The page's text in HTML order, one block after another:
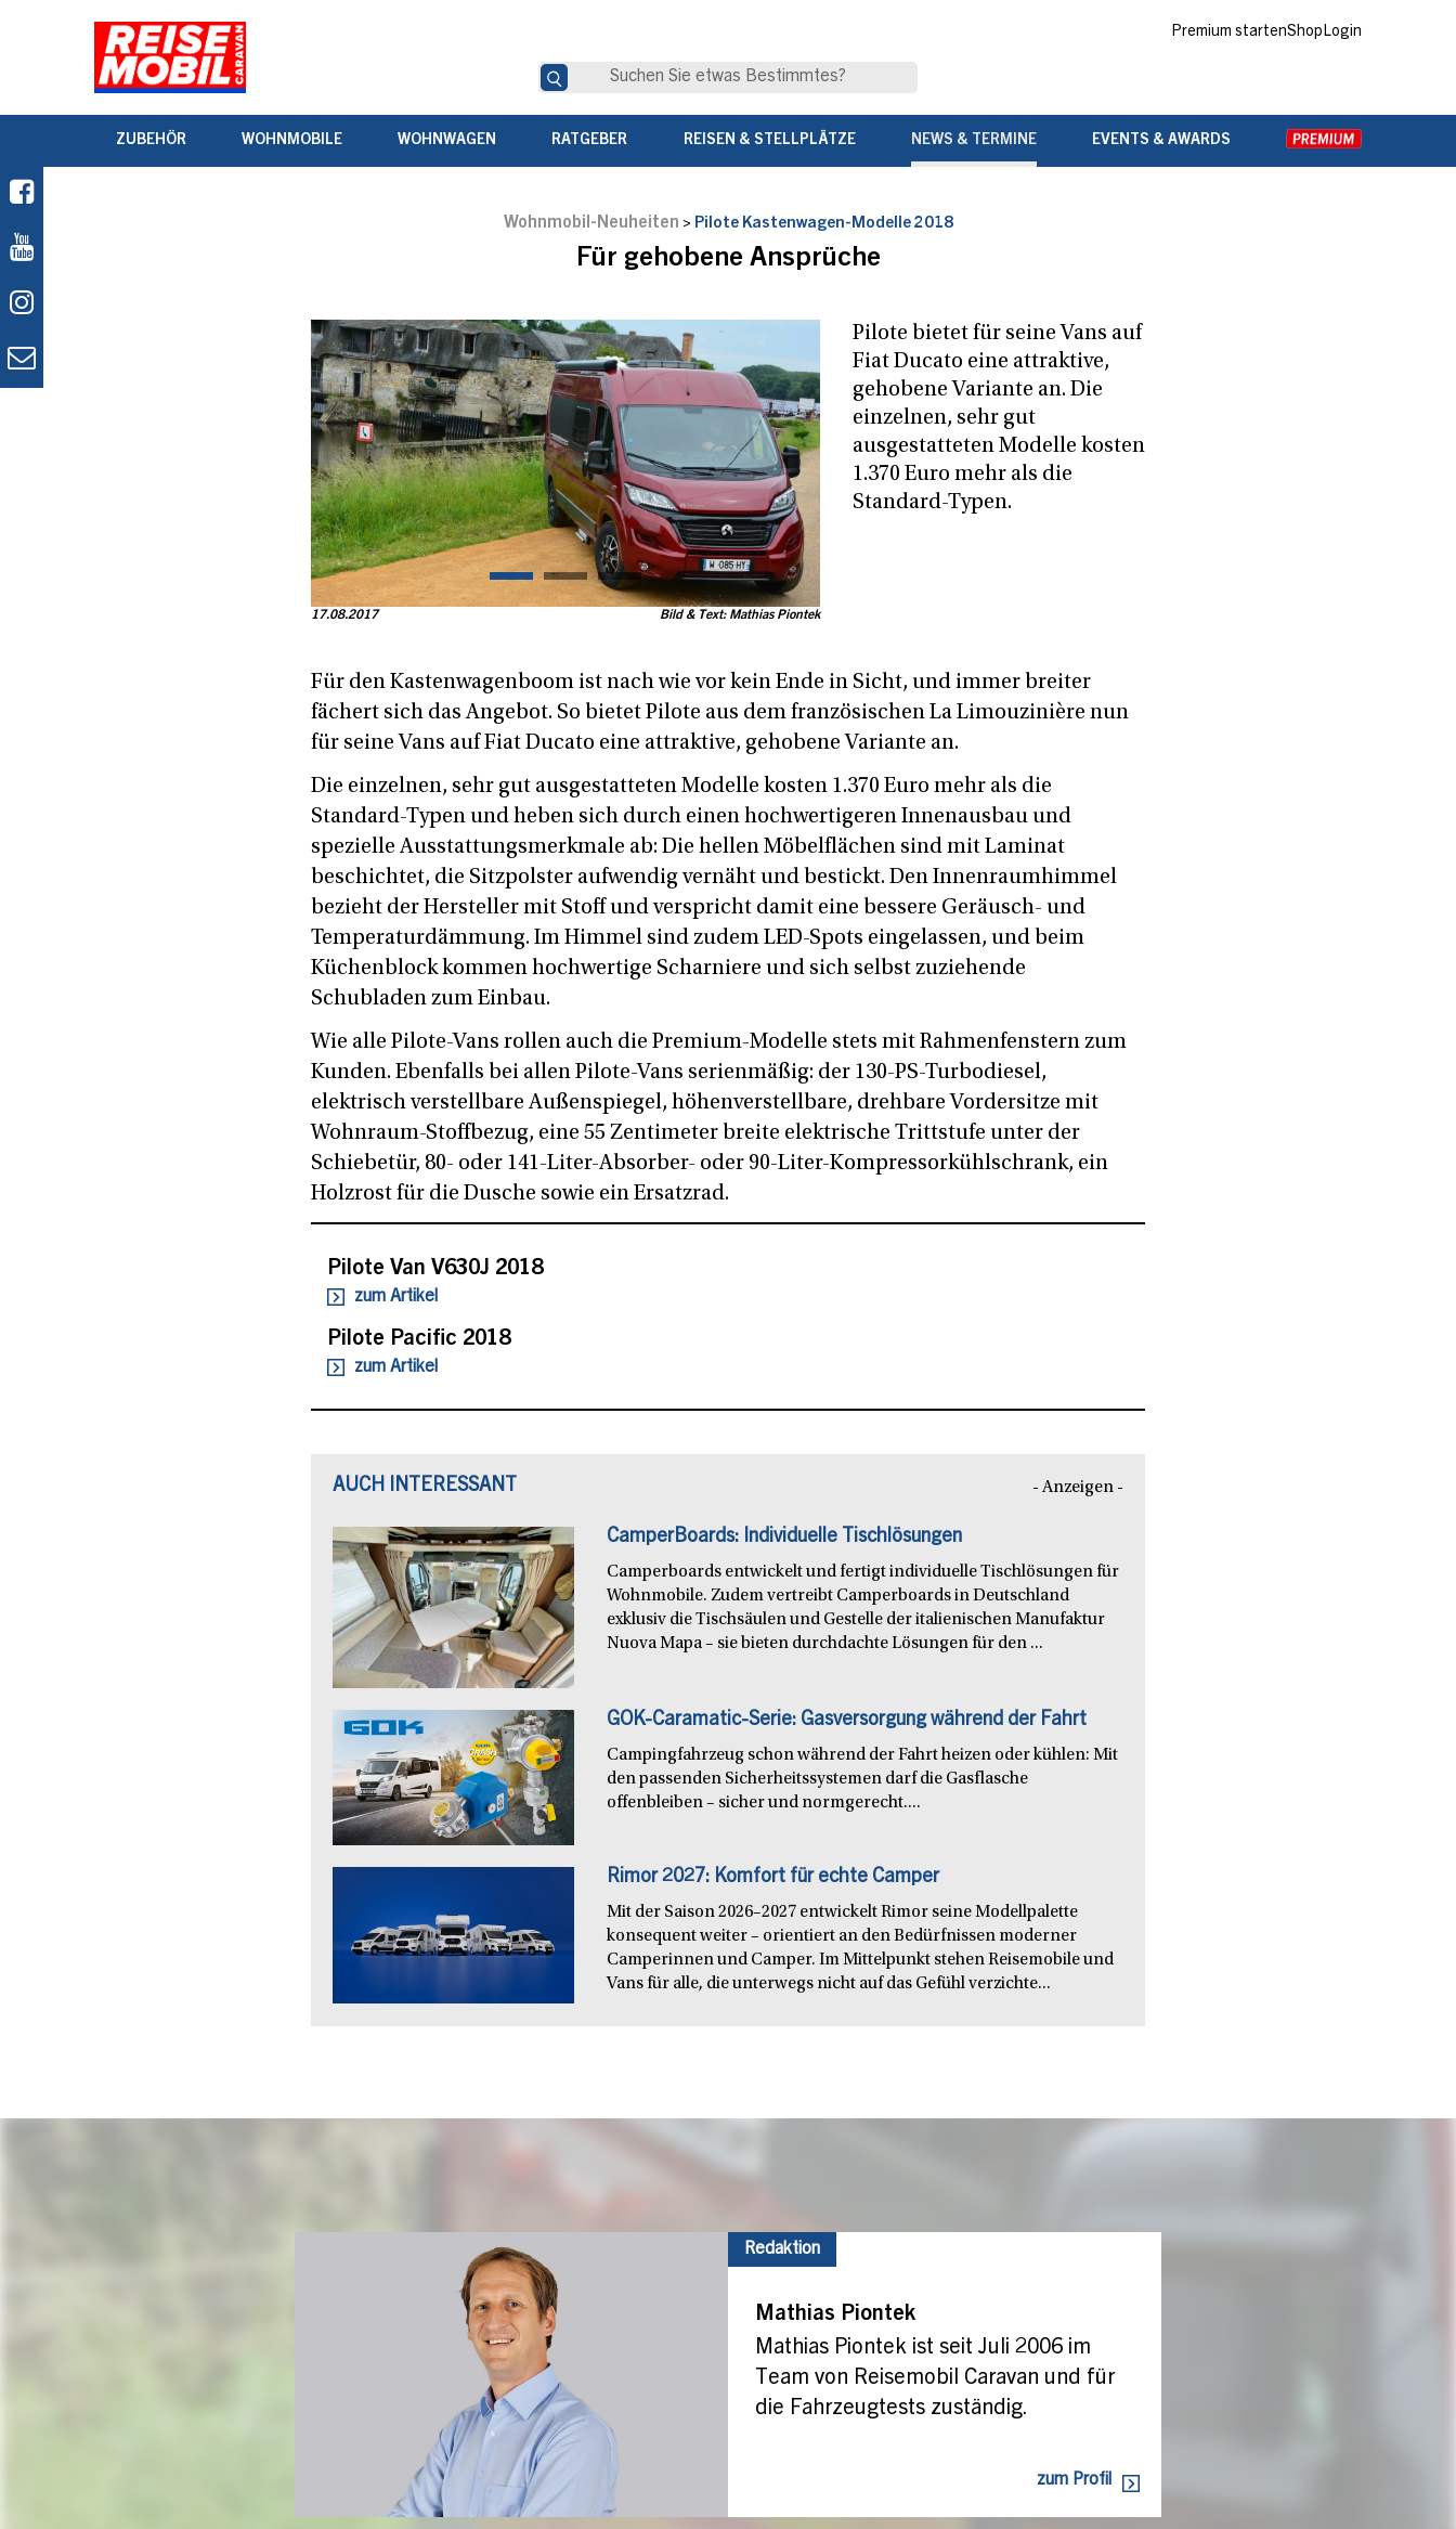
Premium startenShopLogin
ZUBEHÖR WOHNMOBILE WOHNWAGEN RATGEBER REISEN & STELLPLÄTZE NEWS & TERMINE EVENTS & AWARDS
Wohnmobil-Neuheiten > Pilote Kastenwagen-Modelle 2018
Für gehobene Ansprüche
17.08.2017 Bild & Text: Mathias Piontek
Pilote bietet für seine Vans auf
Fiat Ducato eine attraktive,
gehobene Variante an. Die
einzelnen, sehr gut
ausgestatteten Modelle kosten
1.370 Euro mehr als die
Standard-Typen.
Für den Kastenwagenboom ist nach wie vor kein Ende in Sicht, und immer breiter
fächert sich das Angebot. So bietet Pilote aus dem französischen La Limouzinière nun
für seine Vans auf Fiat Ducato eine attraktive, gehobene Variante an.
Die einzelnen, sehr gut ausgestatteten Modelle kosten 1.370 Euro mehr als die
Standard-Typen und heben sich durch einen hochwertigeren Innenausbau und
spezielle Ausstattungsmerkmale ab: Die hellen Möbelflächen sind mit Laminat
beschichtet, die Sitzpolster aufwendig vernäht und bestickt. Den Innenraumhimmel
bezieht der Hersteller mit Stoff und verspricht damit eine bessere Geräusch- und
Temperaturdämmung. Im Himmel sind zudem LED-Spots eingelassen, und beim
Küchenblock kommen hochwertige Scharniere und sich selbst zuziehende
Schubladen zum Einbau.
Wie alle Pilote-Vans rollen auch die Premium-Modelle stets mit Rahmenfenstern zum
Kunden. Ebenfalls bei allen Pilote-Vans serienmäßig: der 130-PS-Turbodiesel,
elektrisch verstellbare Außenspiegel, höhenverstellbare, drehbare Vordersitze mit
Wohnraum-Stoffbezug, eine 55 Zentimeter breite elektrische Trittstufe unter der
Schiebetür, 80- oder 141-Liter-Absorber- oder 90-Liter-Kompressorkühlschrank, ein
Holzrost für die Dusche sowie ein Ersatzrad.
Pilote Van V630J 2018
zum Artikel
Pilote Pacific 2018
zum Artikel
AUCH INTERESSANT - Anzeigen -
CamperBoards: Individuelle Tischlösungen
Camperboards entwickelt und fertigt individuelle Tischlösungen für
Wohnmobile. Zudem vertreibt Camperboards in Deutschland
exklusiv die Tischsäulen und Gestelle der italienischen Manufaktur
Nuova Mapa – sie bieten durchdachte Lösungen für den ...
GOK-Caramatic-Serie: Gasversorgung während der Fahrt
Campingfahrzeug schon während der Fahrt heizen oder kühlen: Mit
den passenden Sicherheitssystemen darf die Gasflasche
offenbleiben – sicher und normgerecht....
Rimor 2027: Komfort für echte Camper
Mit der Saison 2026–2027 entwickelt Rimor seine Modellpalette
konsequent weiter – orientiert an den Bedürfnissen moderner
Camperinnen und Camper. Im Mittelpunkt stehen Reisemobile und
Vans für alle, die unterwegs nicht auf das Gefühl verzichte...
Redaktion
Mathias Piontek
Mathias Piontek ist seit Juli 2006 im
Team von Reisemobil Caravan und für
die Fahrzeugtests zuständig.
zum Profil